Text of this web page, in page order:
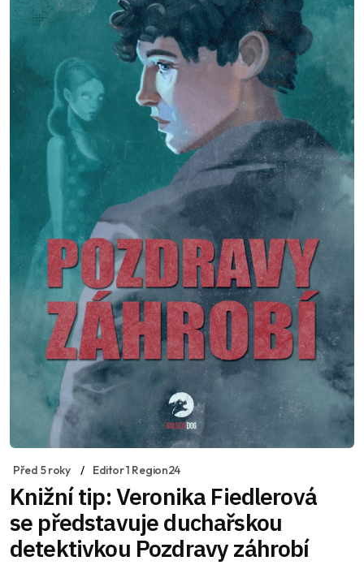
Před 5 roky Editor 1 Region24
Knižní tip: Veronika Fiedlerová
se představuje duchařskou
detektivkou Pozdravy záhrobí